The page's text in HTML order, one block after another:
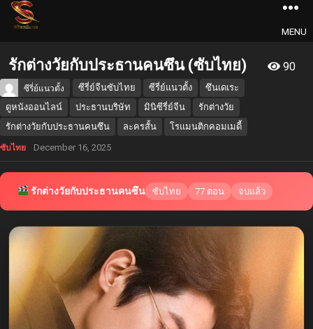
MENU
รักต่างวัยกับประธานคนซึน (ซับไทย) 90
ซีรี่ย์แนวตั้ง ซีรี่ย์จีนซับไทย ซีรี่ย์แนวตั้ง
ซึนเดเระ
ดูหนังออนไลน์
ประธานบริษัท มินิซีรี่ย์จีน
รักต่างวัย
รักต่างวัยกับประธานคนซึน
ละครสั้น โรแมนติกคอมเมดี้
ซับไทย December 16, 2025
รักต่างวัยกับประธานคนซึน ซับไทย 77 ตอน จบแล้ว